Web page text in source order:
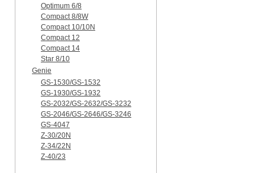
Optimum 6/8
Compact 8/8W
Compact 10/10N
Compact 12
Compact 14
Star 8/10
Genie
GS-1530/GS-1532
GS-1930/GS-1932
GS-2032/GS-2632/GS-3232
GS-2046/GS-2646/GS-3246
GS-4047
Z-30/20N
Z-34/22N
Z-40/23